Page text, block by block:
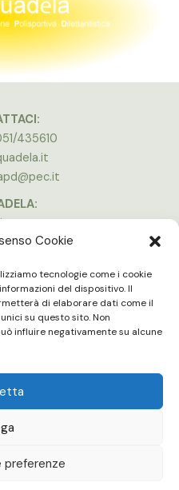
Cookie
tecnologie come i cookie
del dispositivo. Il
di elaborare dati come il
su questo sito. Non
influire negativamente su alcune
preferenze
435610
40134 Bologna
- 20:00
in concomitanza delle partite in
|
Cookies policy